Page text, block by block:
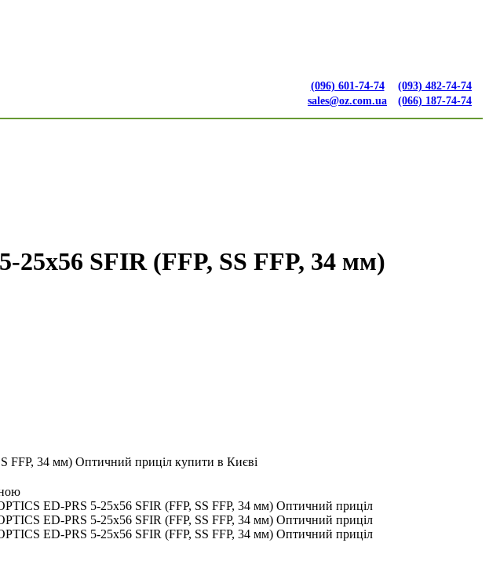
(096) 601-74-74
sales@oz.com.ua
(093) 482-74-74
(066) 187-74-74
SFIR (FFP, SS FFP, 34 мм)